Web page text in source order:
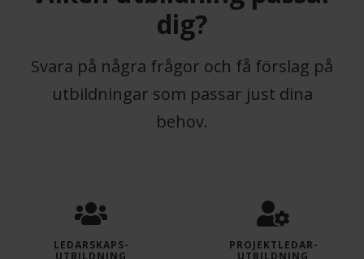
dig?
Svara på några frågor och få förslag på
utbildningar som passar just dina
behov.
LEDARSKAPS­
PROJEKTLEDAR­